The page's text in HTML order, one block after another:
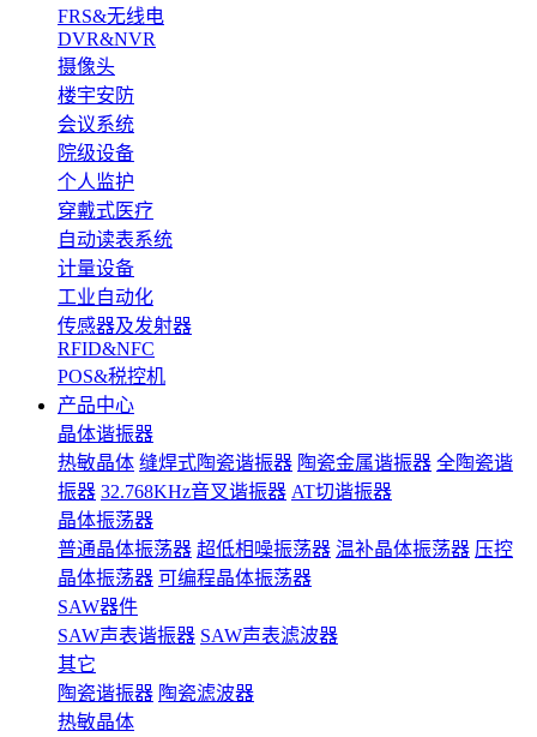
FRS&无线电
DVR&NVR
摄像头
楼宇安防
会议系统
院级设备
个人监护
穿戴式医疗
自动读表系统
计量设备
工业自动化
传感器及发射器
RFID&NFC
POS&税控机
产品中心
晶体谐振器
热敏晶体 缝焊式陶瓷谐振器 陶瓷金属谐振器 全陶瓷谐
振器 32.768KHz音叉谐振器 AT切谐振器
晶体振荡器
普通晶体振荡器 超低相噪振荡器 温补晶体振荡器 压控
晶体振荡器 可编程晶体振荡器
SAW器件
SAW声表谐振器 SAW声表滤波器
其它
陶瓷谐振器 陶瓷滤波器
热敏晶体